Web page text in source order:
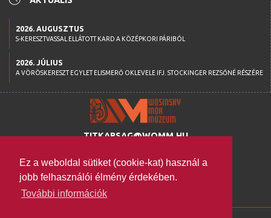
Ez a weboldal sütiket (cookie-kat) használ a
jobb felhasználói élmény érdekében.
További információk
2026. AUGUSZTUS
S-KERESZTVASSAL ELLÁTOTT KARD A KÖZÉPKORI PÁRIBÓL
2026. JÚLIUS
A VÖRÖSKERESZT EGYLET ELISMERŐ OKLEVELE IFJ. STOCKINGER REZSŐNÉ RÉSZÉRE
TITKARSAG@WOMM.HU
H-7100 SZEKSZÁRD,
SZENT ISTVÁN TÉR 26.